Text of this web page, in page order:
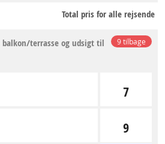
Total pris for alle rejsende
9 tilbage
terrasse og udsigt til
7
9